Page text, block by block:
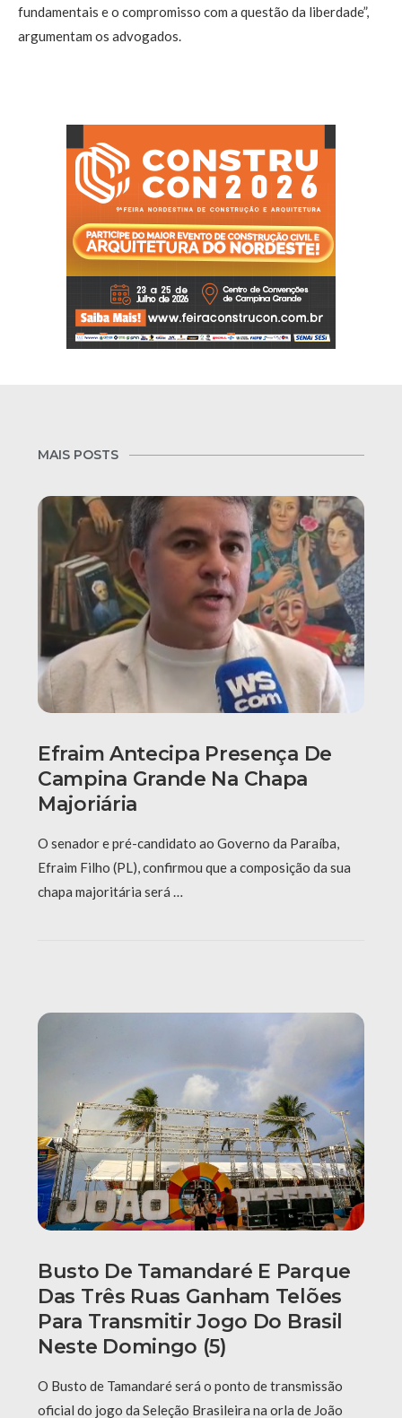
fundamentais e o compromisso com a questão da liberdade”,
argumentam os advogados.
MAIS POSTS
Efraim Antecipa Presença De
Campina Grande Na Chapa
Majoriária
O senador e pré-candidato ao Governo da Paraíba,
Efraim Filho (PL), confirmou que a composição da sua
chapa majoritária será …
Busto De Tamandaré E Parque
Das Três Ruas Ganham Telões
Para Transmitir Jogo Do Brasil
Neste Domingo (5)
O Busto de Tamandaré será o ponto de transmissão
oficial do jogo da Seleção Brasileira na orla de João